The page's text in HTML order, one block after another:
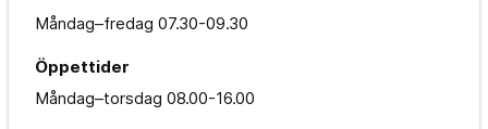
Måndag–fredag 07.30-09.30
Öppettider
Måndag–torsdag 08.00-16.00